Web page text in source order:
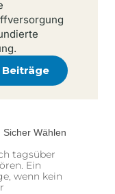
Beiträge
Wählen
tagsüber
Ein
wenn kein